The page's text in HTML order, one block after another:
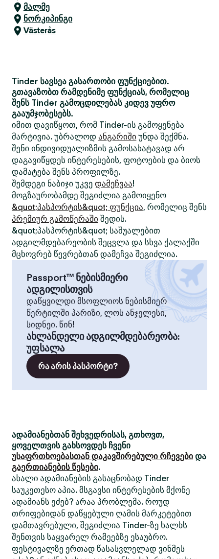
მალმე
ნორკიპინგი
Västerås
Tinder სავსეა გასართობი ფუნქციებით.
გთავაზობთ რამდენიმე ფუნქციას, რომელიც
შენს Tinder გამოცდილებას კიდევ უფრო
გააუმჯობესებს.
იმით დავიწყოთ, რომ Tinder-ის გამოყენება
მარტივია. უბრალოდ ანგარიში უნდა შექმნა.
შენი ინდივიდუალიზმის გამოსახატავად არ
დაგავიწყდეს ინტერესების, ფოტოების და ბიოს
დამატება შენს პროფილზე.
შემდეგი ნაბიჯი უკვე დამეჩვაა!
მოგზაურობამდე შეგიძლია გამოიყენო
&quot;პასპორტის&quot; ფუნქცია, რომელიც შენს
პრემიურ გამოწერაში შედის.
&quot;პასპორტის&quot; საშუალებით
ადგილმდებარეობის შეცვლა და სხვა ქალაქში
მცხოვრებ წევრებთან დამეჩვა შეგიძლია.
Passport™ ნებისმიერი
ადგილისთვის
დაწყვილდი მსოფლიოს ნებისმიერ
წერტილში პარიზი, ლოს ანჯელესი,
სიდნეი. წინ!
ახლანდელი ადგილმდებარეობა:
უფსალა
რა არის პასპორტი?
ადამიანებთან შეხვედრისას, გთხოვთ,
ყოველთვის გახსოვდეს ჩვენი
უსაფრთხოებასთან დაკავშირებული რჩევები და
გაერთიანების წესები.
ახალი ადამიანების გასაცნობად Tinder
საუკეთესო აპია. მსგავსი ინტერესების მქონე
ადამიანს ეძებ? არაა პრობლემა. როუდ
თრიფებიდან დაწყებული ღამის მარკეტებით
დამთავრებული, შეგიძლია Tinder-ზე ხალხს
შენთვის საყვარელ რამეებზე ესაუბრო.
ფესტივალზე ერთად წასასვლელად ვინმეს